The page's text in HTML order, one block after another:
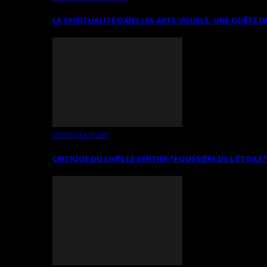
LA SPIRITUALITÉ DANS LES ARTS VISUELS: UNE QUÊTE
CRITIQUES D’ART
CRITIQUE DU LIVRE LE SENTIER *POUSSIÈRE DE L’ÉTOILE*